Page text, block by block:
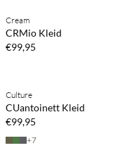
NEUHEITEN
Cream
CRMio Kleid
€99,95
NEUHEITEN
Culture
CUantoinett Kleid
€99,95
+7